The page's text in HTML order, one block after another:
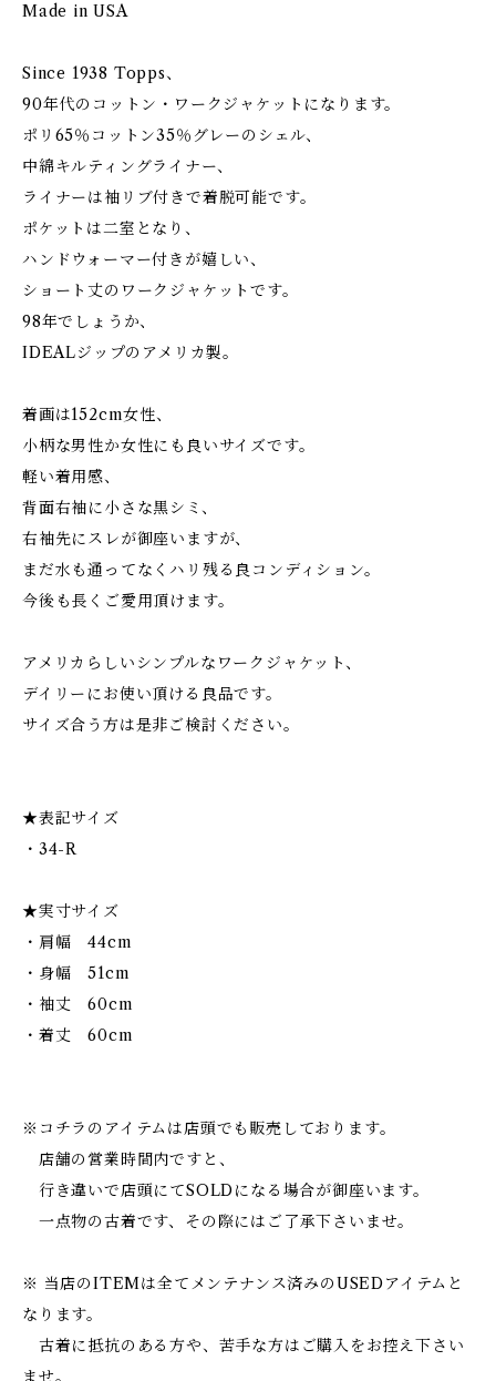
Made in USA
Since 1938 Topps、
90年代のコットン・ワークジャケットになります。
ポリ65％コットン35％グレーのシェル、
中綿キルティングライナー、
ライナーは袖リブ付きで着脱可能です。
ポケットは二室となり、
ハンドウォーマー付きが嬉しい、
ショート丈のワークジャケットです。
98年でしょうか、
IDEALジップのアメリカ製。
着画は152cm女性、
小柄な男性か女性にも良いサイズです。
軽い着用感、
背面右袖に小さな黒シミ、
右袖先にスレが御座いますが、
まだ水も通ってなくハリ残る良コンディション。
今後も長くご愛用頂けます。
アメリカらしいシンプルなワークジャケット、
デイリーにお使い頂ける良品です。
サイズ合う方は是非ご検討ください。
★表記サイズ
・34-R
★実寸サイズ
・肩幅 44cm
・身幅 51cm
・袖丈 60cm
・着丈 60cm
※コチラのアイテムは店頭でも販売しております。
店舗の営業時間内ですと、
行き違いで店頭にてSOLDになる場合が御座います。
一点物の古着です、その際にはご了承下さいませ。
※ 当店のITEMは全てメンテナンス済みのUSEDアイテムと
なります。
古着に抵抗のある方や、苦手な方はご購入をお控え下さい
ませ。